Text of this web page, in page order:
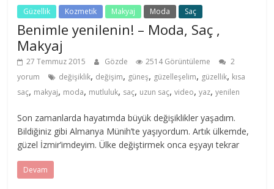
Güzellik Kozmetik Makyaj Moda Saç
Benimle yenilenin! – Moda, Saç ,
Makyaj
27 Temmuz 2015 Gözde 2514 Görüntüleme
2
yorum
değişiklik, değişim, güneş, güzelleşelim, güzellik, kısa
saç, makyaj, moda, mutluluk, saç, uzun saç,video,yaz,yenilen
Son zamanlarda hayatımda büyük değişiklikler yaşadım.
Bildiğiniz gibi Almanya Münih’te yaşıyordum. Artık ülkemde,
güzel İzmir’imdeyim. Ülke değiştirmek onca eşyayı tekrar
Devam